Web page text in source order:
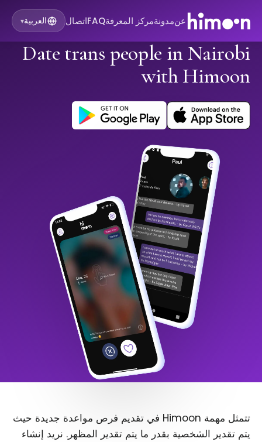
عنمدونةمركز المعرفةFAQاتصال العربية▾
Date trans people in Nairobi
with Himoon
تتمثل مهمة Himoon في تقديم فرص مواعدة جديدة حيث
يتم تقدير الشخصية بقدر ما يتم تقدير المظهر. نريد إنشاء